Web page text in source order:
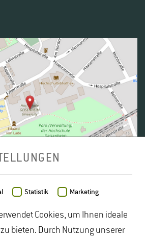
- Veröffentlicht unterODbL
| Gartenbau Studium|
Statistik Marketing
Cookies, um Ihnen ideale
bieten. Durch Nutzung unserer